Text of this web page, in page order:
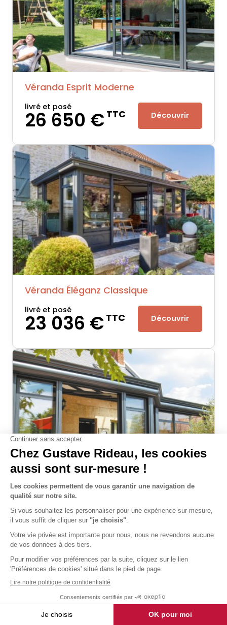
Véranda Esprit Moderne
livré et posé
26 650 €TTC Découvrir
Véranda Éléganz Classique
livré et posé
23 036 €TTC Découvrir
Véranda Éléganz Classique
livré et posé
32 366 €TTC